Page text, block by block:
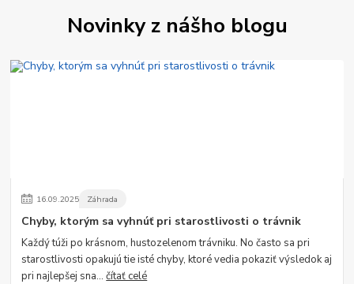
Novinky z nášho blogu
16.09.2025 Záhrada
Chyby, ktorým sa vyhnúť pri starostlivosti o trávnik
Každý túži po krásnom, hustozelenom trávniku. No často sa pri
starostlivosti opakujú tie isté chyby, ktoré vedia pokaziť výsledok aj
pri najlepšej sna...čítať celé